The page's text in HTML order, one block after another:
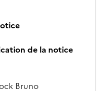
de la notice
Bruno